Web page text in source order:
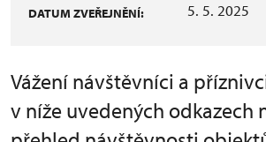
DATUM ZVEŘEJNĚNÍ: 5. 5. 2025
Vážení návštěvníci a
v níže uvedených odkazech